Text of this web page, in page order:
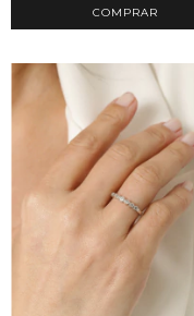
COMPRAR